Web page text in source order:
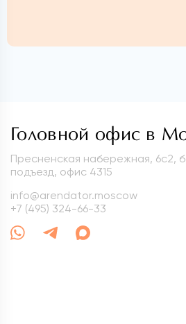
Головной офис в
Пресненская набережная, 6с2,
подъезд, офис 4315
info@arendator.moscow
+7 (495) 324-66-33